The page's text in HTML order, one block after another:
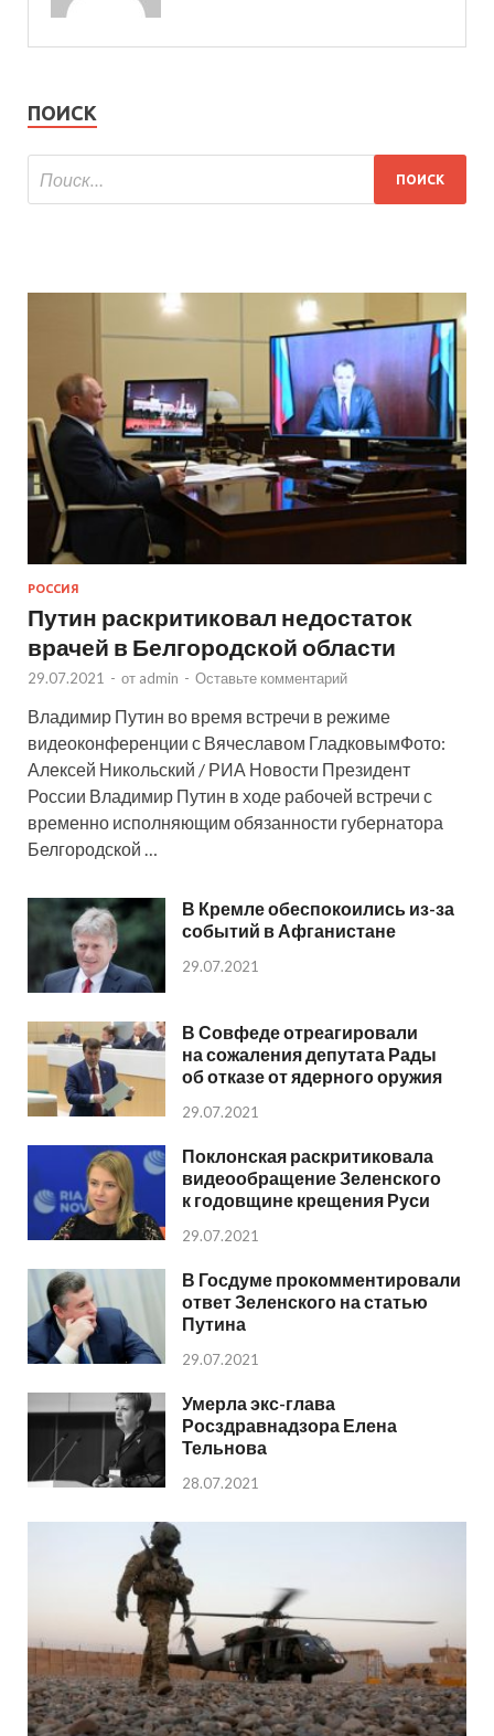
ПОИСК
РОССИЯ
Путин раскритиковал недостаток
врачей в Белгородской области
29.07.2021 - от admin - Оставьте комментарий
Владимир Путин во время встречи в режиме
видеоконференции с Вячеславом ГладковымФото:
Алексей Никольский / РИА Новости Президент
России Владимир Путин в ходе рабочей встречи с
временно исполняющим обязанности губернатора
Белгородской …
В Кремле обеспокоились из-за
событий в Афганистане
29.07.2021
В Совфеде отреагировали
на сожаления депутата Рады
об отказе от ядерного оружия
29.07.2021
Поклонская раскритиковала
видеообращение Зеленского
к годовщине крещения Руси
29.07.2021
В Госдуме прокомментировали
ответ Зеленского на статью
Путина
29.07.2021
Умерла экс-глава
Росздравнадзора Елена
Тельнова
28.07.2021